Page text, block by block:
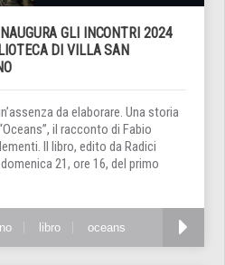
GLI INCONTRI 2024
DI VILLA SAN
da elaborare. Una storia
il racconto di Fabio
Il libro, edito da Radici
21, ore 16, del primo
libro oceans